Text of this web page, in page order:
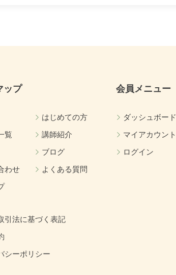
ップ
はじめての方
覧
講師紹介
ブログ
わせ
よくある質問
引法に基づく表記
シーポリシー
会員メニュー
ダッシュボード
マイアカウント
ログイン